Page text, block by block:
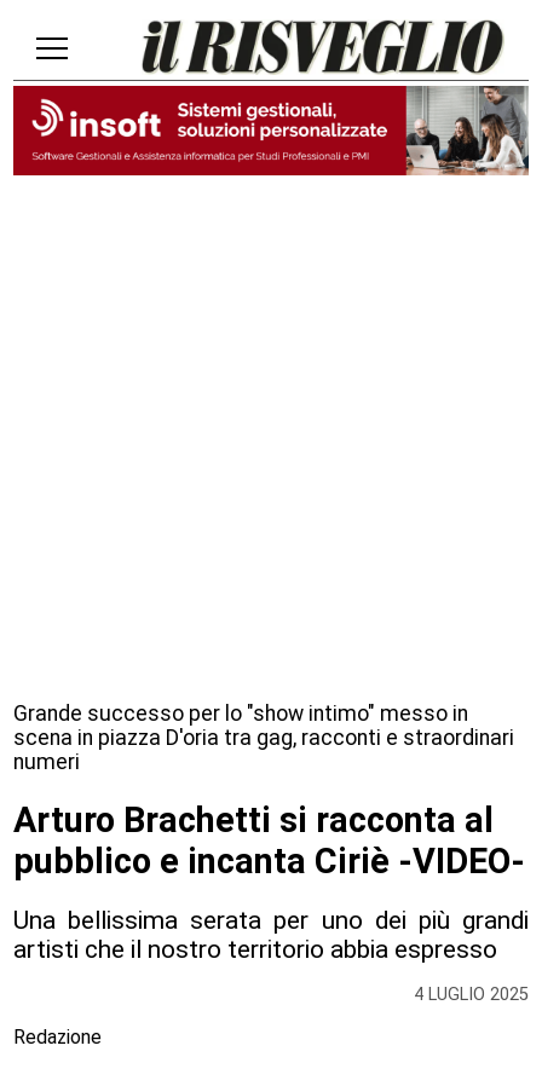
4 LUGLIO 2025
Grande successo per lo "show intimo" messo in
scena in piazza D'oria tra gag, racconti e straordinari
numeri
Arturo Brachetti si racconta al
pubblico e incanta Ciriè -VIDEO-
Una bellissima serata per uno dei più grandi
artisti che il nostro territorio abbia espresso
Redazione